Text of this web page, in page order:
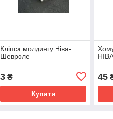
Кліпса молдингу Ніва-
Шевроле
3₴
Купити
45